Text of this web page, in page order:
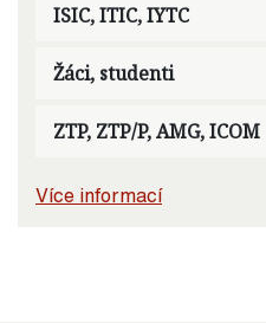
ISIC, ITIC, IYTC
Žáci, studenti
ZTP, ZTP/P, AMG, ICOM
Více informací